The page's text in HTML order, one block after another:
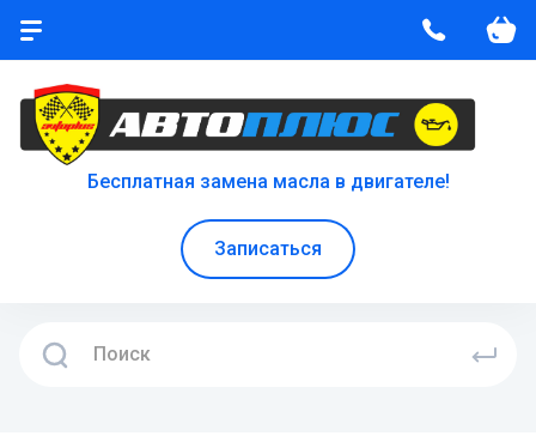
Бесплатная замена масла в двигателе!
Записаться